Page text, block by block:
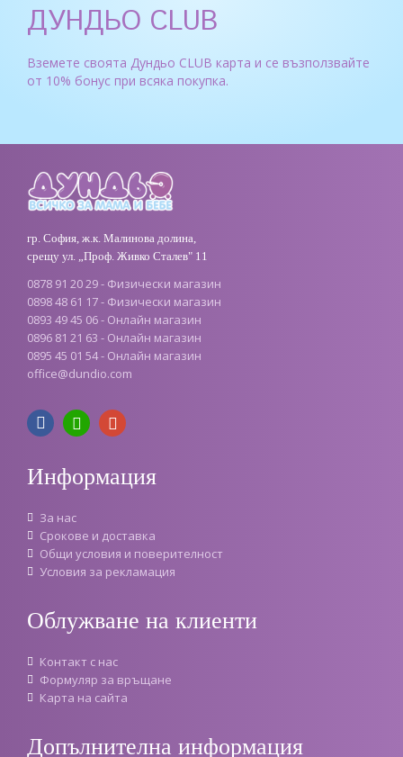
ДУНДЬО CLUB
Вземете своята Дундьо CLUB карта и се възползвайте
от 10% бонус при всяка покупка.
гр. София, ж.к. Малинова долина,
срещу ул. „Проф. Живко Сталев" 11
0878 91 20 29 - Физически магазин
0898 48 61 17 - Физически магазин
0893 49 45 06 - Онлайн магазин
0896 81 21 63 - Онлайн магазин
0895 45 01 54 - Онлайн магазин
office@dundio.com
Информация
За нас
Срокове и доставка
Oбщи условия и поверителност
Условия за рекламация
Облужване на клиенти
Контакт с нас
Формуляр за връщане
Карта на сайта
Допълнителна информация